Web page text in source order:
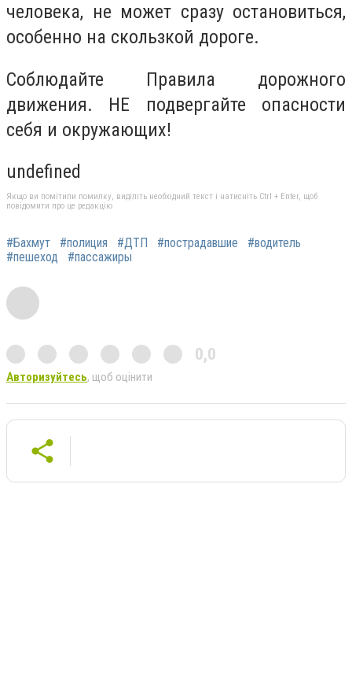
человека, не может сразу остановиться,
особенно на скользкой дороге.
Соблюдайте Правила дорожного
движения. НЕ подвергайте опасности
себя и окружающих!
undefined
Якщо ви помітили помилку, виділіть необхідний текст і натисніть Ctrl + Enter, щоб
повідомити про це редакцію
#Бахмут #полиция #ДТП #пострадавшие
#водитель
#пешеход
#пассажиры
0,0
Авторизуйтесь, щоб оцінити